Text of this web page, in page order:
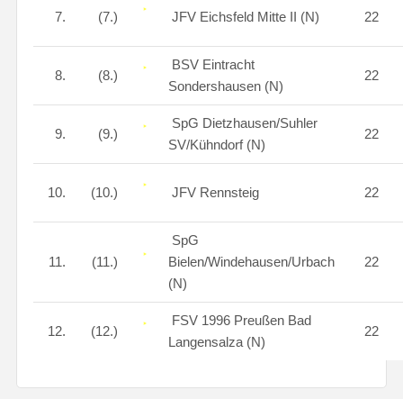
7. (7.) JFV Eichsfeld Mitte II (N) 22
8. (8.)
BSV Eintracht
Sondershausen (N)
22
9. (9.)
SpG Dietzhausen/Suhler
SV/Kühndorf (N)
22
10. (10.) JFV Rennsteig 22
11. (11.)
SpG
Bielen/Windehausen/Urbach
(N)
22
12. (12.)
FSV 1996 Preußen Bad
Langensalza (N)
22